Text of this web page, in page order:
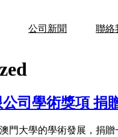
公司新聞 聯絡
司學術獎項 捐
門大學的學術發展，捐